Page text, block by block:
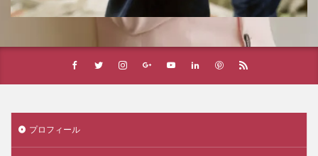
プロフィール